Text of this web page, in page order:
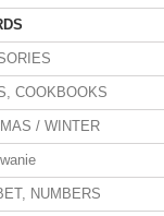
COOKBOOKS
/ WINTER
NUMBERS